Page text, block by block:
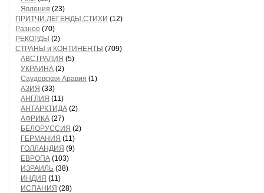
Явления (23)
ПРИТЧИ,ЛЕГЕНДЫ,СТИХИ (12)
Разное (70)
РЕКОРДЫ (2)
СТРАНЫ и КОНТИНЕНТЫ (709)
АВСТРАЛИЯ (5)
УКРАИНА (2)
Саудовская Аравия (1)
АЗИЯ (33)
АНГЛИЯ (11)
АНТАРКТИДА (2)
АФРИКА (27)
БЕЛОРУССИЯ (2)
ГЕРМАНИЯ (11)
ГОЛЛАНДИЯ (9)
ЕВРОПА (103)
ИЗРАИЛЬ (38)
ИНДИЯ (11)
ИСПАНИЯ (28)